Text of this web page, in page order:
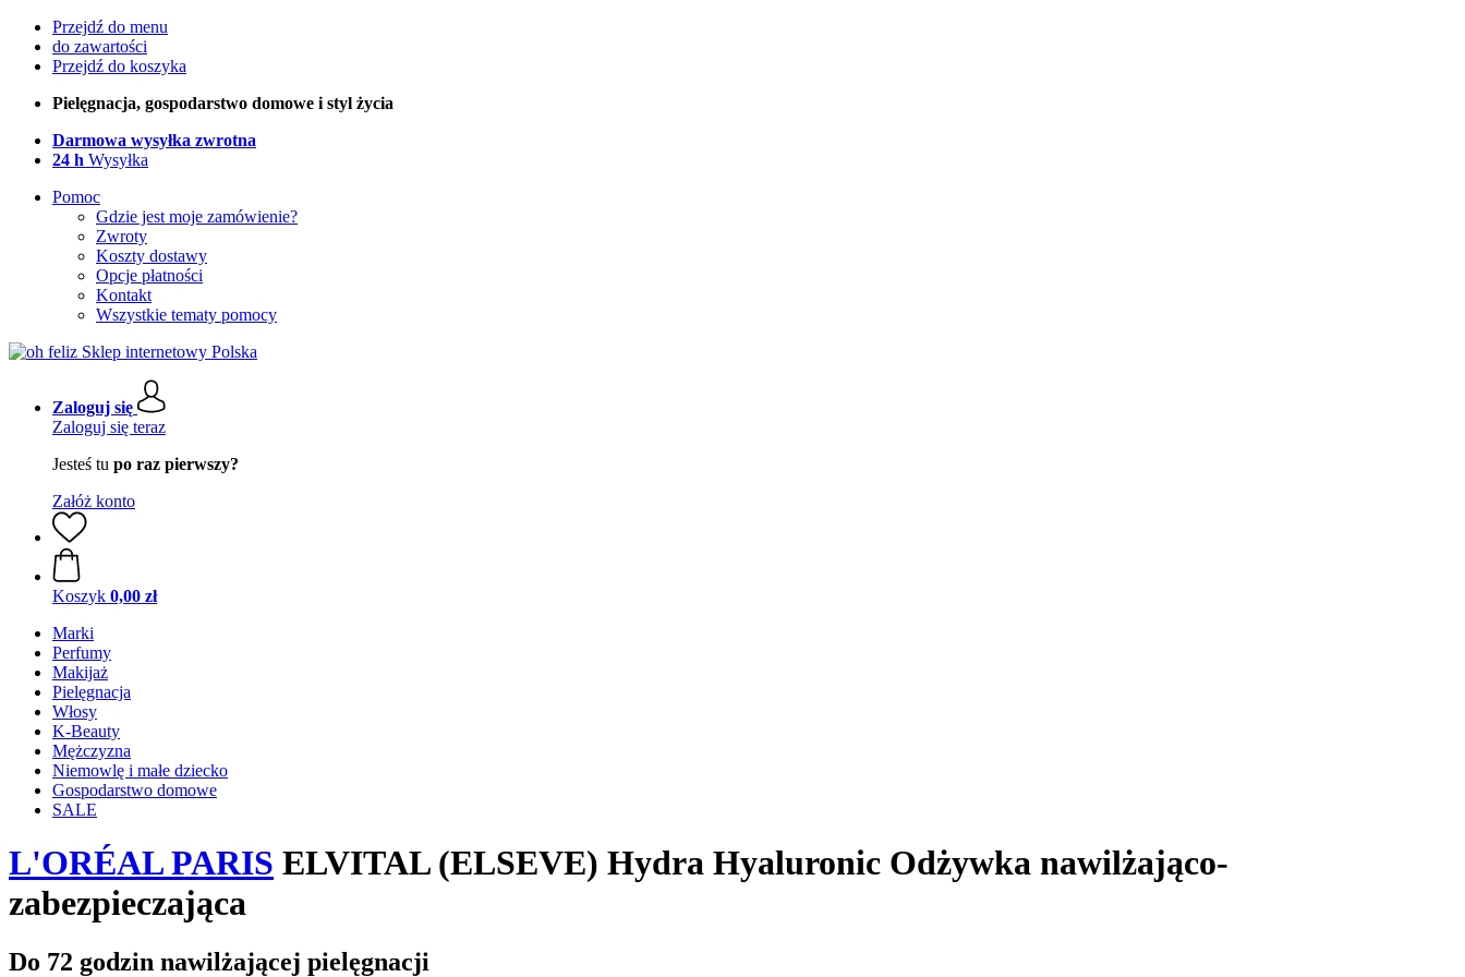
Przejdź do menu
do zawartości
Przejdź do koszyka
Pielęgnacja, gospodarstwo domowe i styl życia
Darmowa wysyłka zwrotna
24 h Wysyłka
Pomoc
Gdzie jest moje zamówienie?
Zwroty
Koszty dostawy
Opcje płatności
Kontakt
Wszystkie tematy pomocy
Zaloguj się
Zaloguj się teraz
Jesteś tu po raz pierwszy?
Załóż konto
Koszyk 0,00 zł
Marki
Perfumy
Makijaż
Pielęgnacja
Włosy
K-Beauty
Mężczyzna
Niemowlę i małe dziecko
Gospodarstwo domowe
SALE
L'ORÉAL PARIS ELVITAL (ELSEVE) Hydra Hyaluronic Odżywka nawilżająco-
zabezpieczająca
Do 72 godzin nawilżającej pielęgnacji